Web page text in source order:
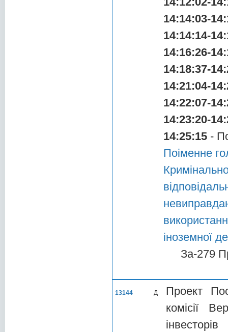
14:14:03-
14:14:14-
14:16:26-
14:18:37-
14:21:04-
14:22:07-
14:23:20-
14:25:15 -
Поіменне
іноземної
За-279
13144 Д
Проект
комісії
інвесторів